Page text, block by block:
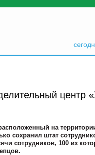
центр
на
сохранил штат
сотрудников, 100 из